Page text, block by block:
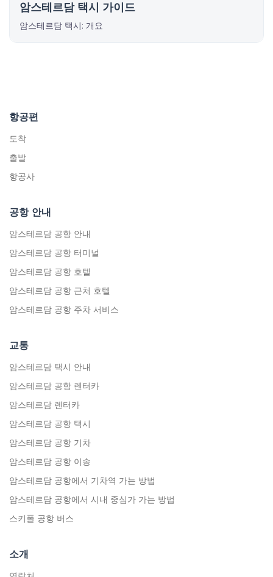
암스테르담 택시 가이드
암스테르담 택시: 개요
항공편
도착
출발
항공사
공항 안내
암스테르담 공항 안내
암스테르담 공항 터미널
암스테르담 공항 호텔
암스테르담 공항 근처 호텔
암스테르담 공항 주차 서비스
교통
암스테르담 택시 안내
암스테르담 공항 렌터카
암스테르담 렌터카
암스테르담 공항 택시
암스테르담 공항 기차
암스테르담 공항 이송
암스테르담 공항에서 기차역 가는 방법
암스테르담 공항에서 시내 중심가 가는 방법
스키폴 공항 버스
소개